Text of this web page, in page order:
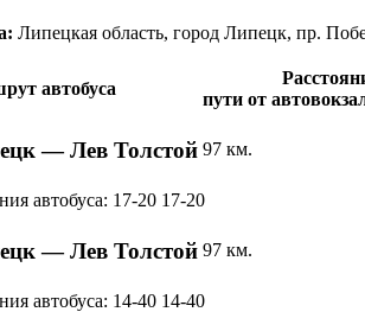
: Липецкая область, город Липецк, пр.
автобуса
пути от
— Лев Толстой 97 км.
автобуса: 17-20 17-20
— Лев Толстой 97 км.
автобуса: 14-40 14-40